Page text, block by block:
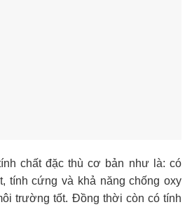
chất đặc thù cơ bản như là: có
tính cứng và khả năng chống oxy
trường tốt. Đồng thời còn có tính